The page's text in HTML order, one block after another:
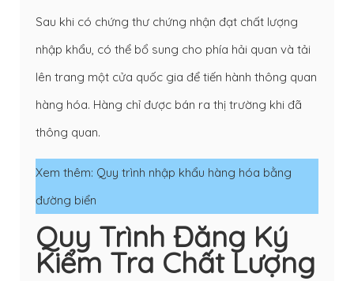
Sau khi có chứng thư chứng nhận đạt chất lượng
nhập khẩu, có thể bổ sung cho phía hải quan và tải
lên trang một cửa quốc gia để tiến hành thông quan
hàng hóa. Hàng chỉ được bán ra thị trường khi đã
thông quan.
Xem thêm: Quy trình nhập khẩu hàng hóa bằng
đường biển
Quy Trình Đăng Ký
Kiểm Tra Chất Lượng